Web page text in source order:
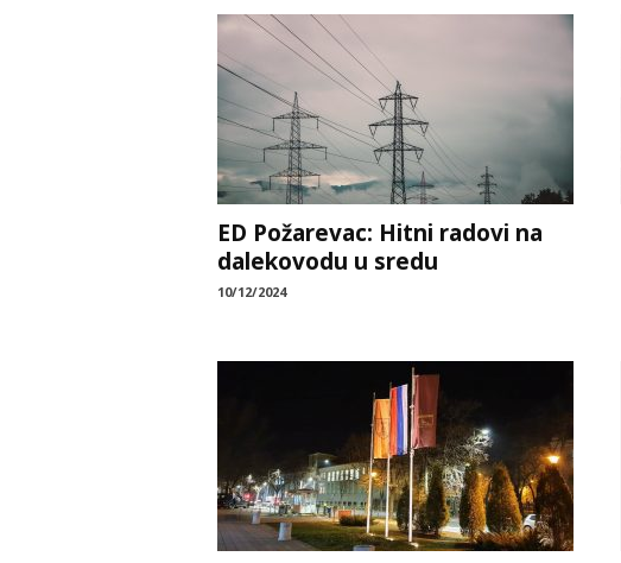
ED Požarevac: Hitni radovi na
dalekovodu u sredu
10/12/2024